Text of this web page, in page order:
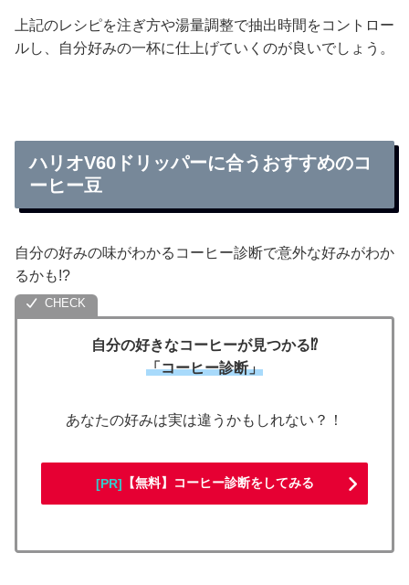
上記のレシピを注ぎ方や湯量調整で抽出時間をコントロー
ルし、自分好みの一杯に仕上げていくのが良いでしょう。
ハリオV60ドリッパーに合うおすすめのコ
ーヒー豆
自分の好みの味がわかるコーヒー診断で意外な好みがわか
るかも!?
自分の好きなコーヒーが見つかる⁉
「コーヒー診断」
あなたの好みは実は違うかもしれない？！
[PR] 【無料】コーヒー診断をしてみる